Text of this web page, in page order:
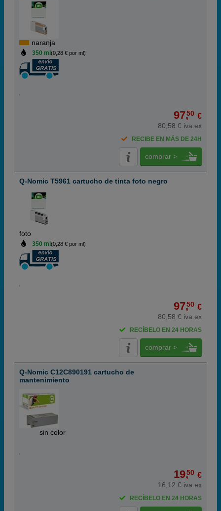
naranja
350 ml (0,28 € por ml)
97,50 €
80,58 € iva ex
RECIBE EN MÁS DE 24H
comprar >
Q-Nomic T5961 cartucho de tinta foto negro
foto
350 ml (0,28 € por ml)
97,50 €
80,58 € iva ex
RECÍBELO EN 24 HORAS
comprar >
Q-Nomic C12C890191 cartucho de
mantenimiento
sin color
19,50 €
16,12 € iva ex
RECÍBELO EN 24 HORAS